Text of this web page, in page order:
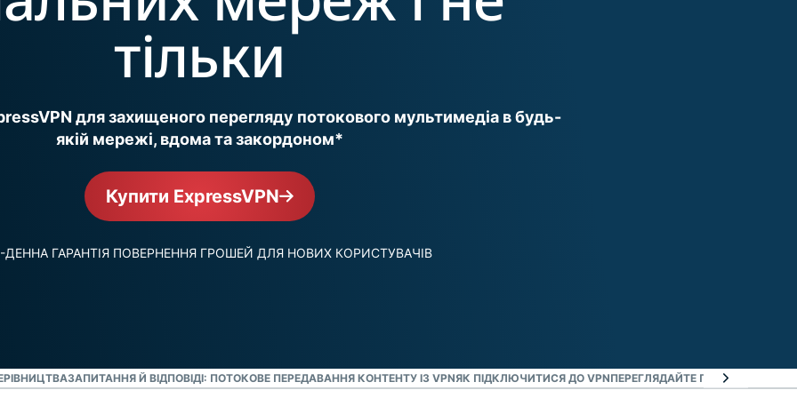
вашого "цифрового" життя.
Дивитись всі продукти
автентифікація
та багато
іншого.
обчислювань
для інтелекту,
який ставить
конфіденційність
Defender
Потужний набір
ідентифікаційних
даних,
моніторингу та
тільки
для захищеного перегляду потокового мультимедіа в будь-
якій мережі, вдома та закордоном*
Купити ExpressVPN
ДЕННА ГАРАНТІЯ ПОВЕРНЕННЯ ГРОШЕЙ ДЛЯ НОВИХ КОРИСТУВАЧІВ
ЗАПИТАННЯ Й ВІДПОВІДІ: ПОТОКОВЕ ПЕРЕДАВАННЯ КОНТЕНТУ ІЗ VPNЯК ПІДКЛЮЧИТИСЯ ДО VPNПЕРЕГЛЯДАЙТЕ ПОТОКОВИЙ